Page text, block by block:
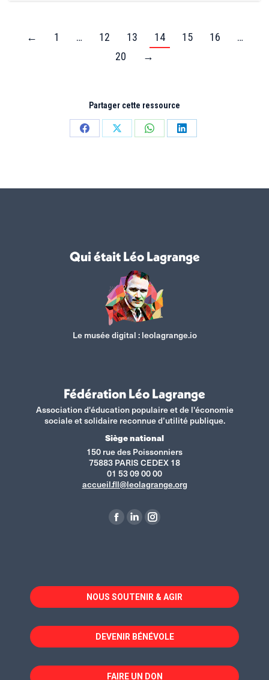
← 1 … 12 13 14 15 16
…
20
→
Partager cette ressource
PartagerPartagerPartagerPartager
Qui était Léo Lagrange
Le musée digital : leolagrange.io
Fédération Léo Lagrange
Association d'éducation populaire et de l'économie
sociale et solidaire reconnue d’utilité publique.
Siège national
150 rue des Poissonniers
75883 PARIS CEDEX 18
01 53 09 00 00
accueil.fll@leolagrange.org
La
dans
une
fenêtre
La
dans
une
fenêtre
La
dans
une
fenêtre
NOUS SOUTENIR & AGIR
DEVENIR BÉNÉVOLE
FAIRE UN DON